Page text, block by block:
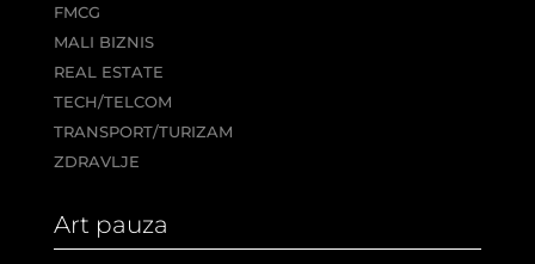
FMCG
MALI BIZNIS
REAL ESTATE
TECH/TELCOM
TRANSPORT/TURIZAM
ZDRAVLJE
Art pauza